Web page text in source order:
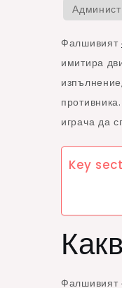
Фалшивият
имитира
играча да
Key
Фалшивият